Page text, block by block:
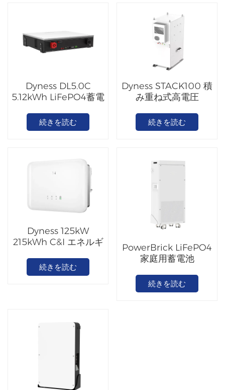
Dyness DL5.0C
5.12kWh LiFePO4蓄電
続きを読む
Dyness STACK100 積
み重ね式高電圧
ステム
続きを読む
Dyness 125kW
215kWh C&I エネルギ
ト
続きを読む
PowerBrick LiFePO4
家庭用蓄電池
続きを読む